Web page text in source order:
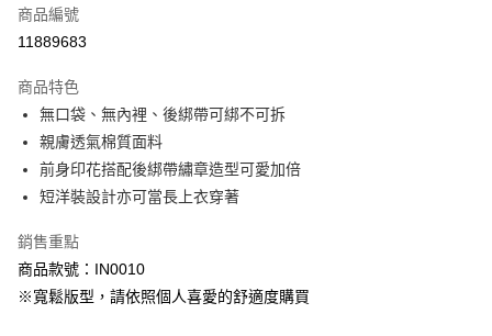
萊爾富取貨付款
付款後萊爾富取貨
每筆NT$60，滿NT$1,000(含以上)免運費
7-11取貨付款
每筆NT$60，滿NT$1,000(含以上)免運費
付款後7-11取貨
每筆NT$60，滿NT$1,000(含以上)免運費
商品編號
11889683
商品特色
無口袋、無內裡、後綁帶可綁不可拆
親膚透氣棉質面料
前身印花搭配後綁帶繡章造型可愛加倍
短洋裝設計亦可當長上衣穿著
銷售重點
商品款號：IN0010
※寬鬆版型，請依照個人喜愛的舒適度購買